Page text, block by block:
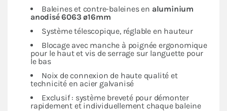
Baleines et contre-baleines en aluminium
anodisé 6063 ø16mm
Système télescopique, réglable en hauteur
Blocage avec manche à poignée ergonomique
pour le haut et vis de serrage sur languette pour
le bas
Noix de connexion de haute qualité et
technicité en acier galvanisé
Exclusif : système breveté pour démonter
rapidement et individuellement chaque baleine